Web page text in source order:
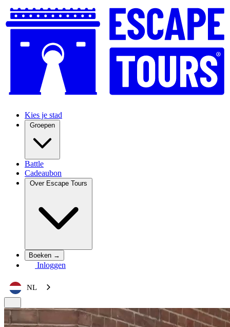
Kies je stad
Groepen
Battle
Cadeaubon
Over Escape Tours
Boeken →
Inloggen
NL